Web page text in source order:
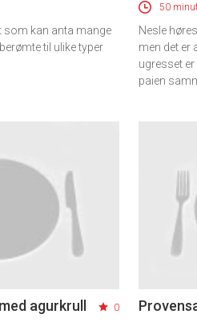
som kan anta mange
til ulike typer
50
Nesle
men det er
ugresset
paien
agurkrull
0